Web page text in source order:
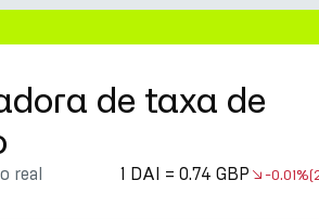
de taxa de
real 1 DAI = 0.74 GBP -0.01%